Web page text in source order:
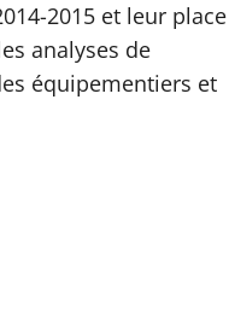
2015 et leur place
analyses de
équipementiers et